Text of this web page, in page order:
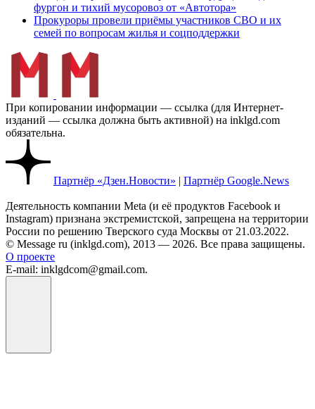
фургон и тихий мусоровоз от «Автотора»
Прокуроры провели приёмы участников СВО и их
семей по вопросам жилья и соцподдержки
При копировании информации — ссылка (для Интернет-
изданий — ссылка должна быть активной) на inklgd.com
обязательна.
Партнёр «Дзен.Новости» | Партнёр Google.News
Деятельность компании Meta (и её продуктов Facebook и
Instagram) признана экстремистской, запрещена на территории
России по решению Тверского суда Москвы от 21.03.2022.
© Message ru (inklgd.com), 2013 — 2026. Все права защищены.
О проекте
E-mail: inklgdcom@gmail.com.